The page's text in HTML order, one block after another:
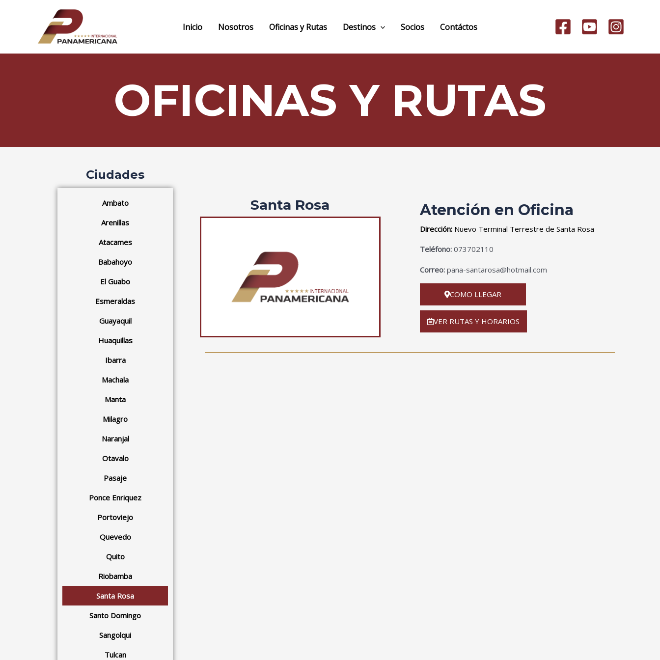
Inicio Nosotros Oficinas y Rutas Destinos Socios Contáctos
OFICINAS Y RUTAS
Ciudades
Ambato
Arenillas
Atacames
Babahoyo
El Guabo
Esmeraldas
Guayaquil
Huaquillas
Ibarra
Machala
Manta
Milagro
Naranjal
Otavalo
Pasaje
Ponce Enriquez
Portoviejo
Quevedo
Quito
Riobamba
Santa Rosa
Santo Domingo
Sangolqui
Tulcan
Santa Rosa Atención en Oficina
Dirección: Nuevo Terminal Terrestre de Santa Rosa
Teléfono:073702110
Correo:pana-santarosa@hotmail.com
COMO LLEGAR
VER RUTAS Y HORARIOS